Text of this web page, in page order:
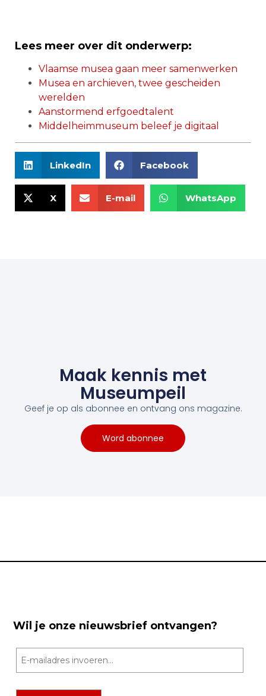
Lees meer over dit onderwerp:
Vlaamse musea gaan meer samenwerken
Musea en archieven, twee gescheiden
werelden
Aanstormend erfgoedtalent
Middelheimmuseum beleef je digitaal
LinkedIn Facebook
X E-mail WhatsApp
Maak kennis met
Museumpeil
Geef je op als abonnee en ontvang ons magazine.
Word abonnee
Wil je onze nieuwsbrief ontvangen?